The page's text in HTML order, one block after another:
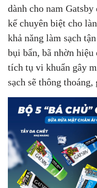
dành cho nam
kế chuyên biệt cho
khả năng làm sạch
bụi bẩn, bã nhờn
tích tụ vi khuẩn gây
sạch sẽ thông